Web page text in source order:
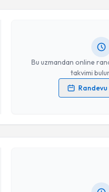
Bu uzmandan online
takvimi
Klinik Psikolog Gizem Bodur
talebi oluşturun. Size bu uzmandan
Kişisel verilerimin